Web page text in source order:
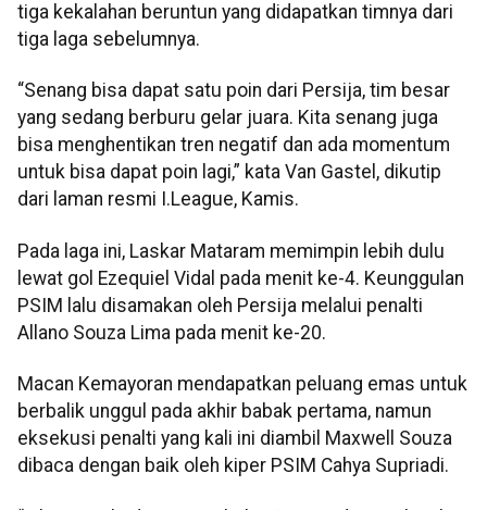
tiga kekalahan beruntun yang didapatkan timnya dari
tiga laga sebelumnya.
“Senang bisa dapat satu poin dari Persija, tim besar
yang sedang berburu gelar juara. Kita senang juga
bisa menghentikan tren negatif dan ada momentum
untuk bisa dapat poin lagi,” kata Van Gastel, dikutip
dari laman resmi I.League, Kamis.
Pada laga ini, Laskar Mataram memimpin lebih dulu
lewat gol Ezequiel Vidal pada menit ke-4. Keunggulan
PSIM lalu disamakan oleh Persija melalui penalti
Allano Souza Lima pada menit ke-20.
Macan Kemayoran mendapatkan peluang emas untuk
berbalik unggul pada akhir babak pertama, namun
eksekusi penalti yang kali ini diambil Maxwell Souza
dibaca dengan baik oleh kiper PSIM Cahya Supriadi.